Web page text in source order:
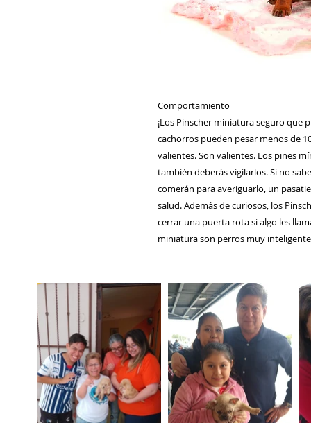
Comportamiento
¡Los Pinscher miniatura seguro que
cachorros pueden pesar menos de
valientes. Son valientes. Los pines
también deberás vigilarlos. Si no
comerán para averiguarlo, un
salud. Además de curiosos, los
cerrar una puerta rota si algo les
miniatura son perros muy